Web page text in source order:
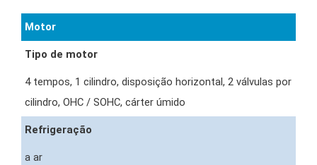
Motor
Tipo de motor
4 tempos, 1 cilindro, disposição horizontal, 2 válvulas por
cilindro, OHC / SOHC, cárter úmido
Refrigeração
a ar